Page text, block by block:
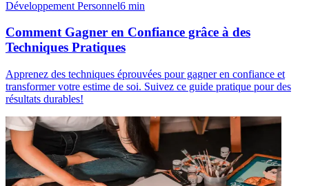
Développement Personnel6 min
Comment Gagner en Confiance grâce à des
Techniques Pratiques
Apprenez des techniques éprouvées pour gagner en confiance et
transformer votre estime de soi. Suivez ce guide pratique pour des
résultats durables!